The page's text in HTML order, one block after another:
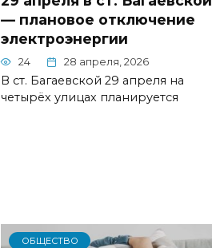
— плановое отключение
электроэнергии
24 28 апреля, 2026
В ст. Багаевской 29 апреля на
четырёх улицах планируется
ОБЩЕСТВО